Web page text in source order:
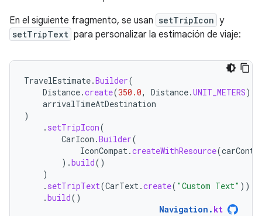
En el siguiente fragmento, se usan setTripIcon y
setTripText para personalizar la estimación de viaje:
TravelEstimate.Builder(
Distance.create(350.0, Distance.UNIT_METERS),
arrivalTimeAtDestination
)
. setTripIcon(
CarIcon .Builder(
IconCompat .createWithResource(
).build()
)
. setTripText(CarText .create( "Custom Text" ))
.build()
Navigation . kt